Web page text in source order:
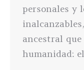
personales y
ancestral
humanidad: